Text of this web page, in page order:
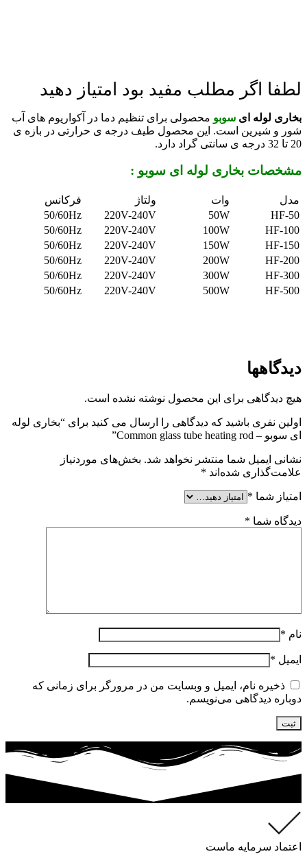
لطفا اگر مطلب مفید بود امتیاز دهید
بخاری لوله ای سوبو محصولی برای تنظیم دما در آکواریوم های آب
شور و شیرین است. این محصول طیف درجه ی حرارتی در بازه ی
20 تا 32 درجه ی سانتی گراد دارد.
مشخصات بخاری لوله ای سوبو :
مدل وات ولتاژ
فرکانس
HF-50
50W
220V-240V
50/60Hz
HF-100
100W
220V-240V
50/60Hz
HF-150
150W
220V-240V
50/60Hz
HF-200
200W
220V-240V
50/60Hz
HF-300
300W
220V-240V
50/60Hz
HF-500
500W
220V-240V
50/60Hz
دیدگاهها
هیچ دیدگاهی برای این محصول نوشته نشده است.
اولین نفری باشید که دیدگاهی را ارسال می کنید برای “بخاری لوله
ای سوبو – Common glass tube heating rod”
نشانی ایمیل شما منتشر نخواهد شد. بخش‌های موردنیاز
علامت‌گذاری شده‌اند *
امتیاز شما *
دیدگاه شما *
نام *
ایمیل *
ذخیره نام، ایمیل و وبسایت من در مرورگر برای زمانی که
دوباره دیدگاهی می‌نویسم.
اعتماد سرمایه ماست